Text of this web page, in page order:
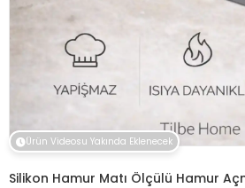
Ürün Videosu Yakında Eklenecek
Silikon Hamur Matı Ölçülü Hamur